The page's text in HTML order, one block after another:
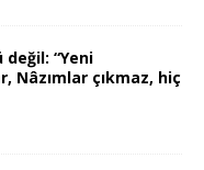
“Yeni
Nâzımlar çıkmaz, hiç